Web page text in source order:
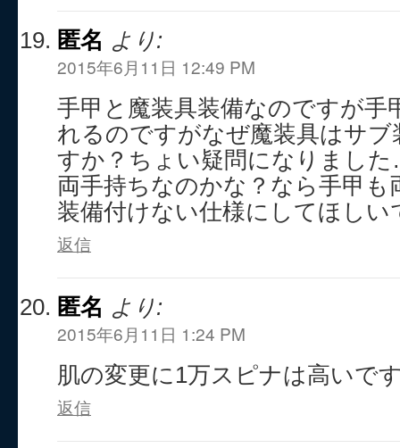
匿名 より:
2015年6月11日 12:49 PM
手甲と魔装具装備なのですが手
れるのですがなぜ魔装具はサ
すか？ちょい疑問になりまし
両手持ちなのかな？なら手甲も
装備付けない仕様にしてほしい
返信
匿名 より:
2015年6月11日 1:24 PM
肌の変更に1万スピナは高いで
返信